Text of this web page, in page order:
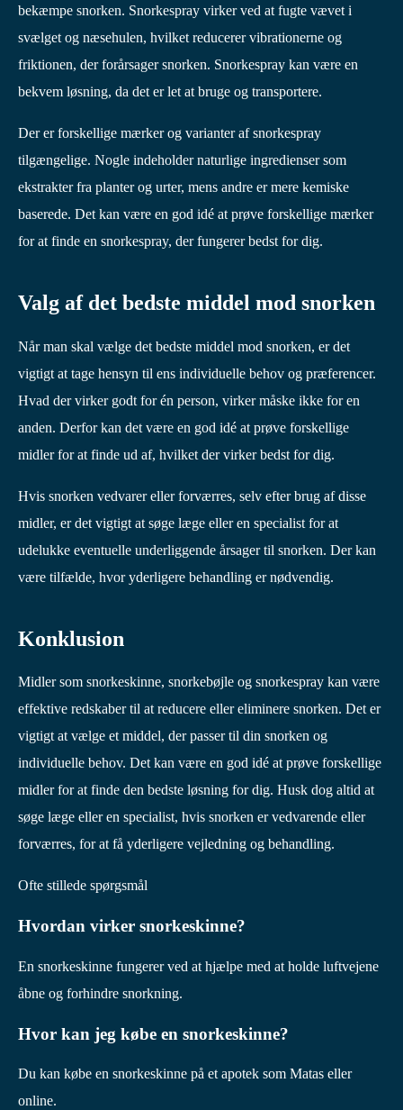
bekæmpe snorken. Snorkespray virker ved at fugte vævet i
svælget og næsehulen, hvilket reducerer vibrationerne og
friktionen, der forårsager snorken. Snorkespray kan være en
bekvem løsning, da det er let at bruge og transportere.
Der er forskellige mærker og varianter af snorkespray
tilgængelige. Nogle indeholder naturlige ingredienser som
ekstrakter fra planter og urter, mens andre er mere kemiske
baserede. Det kan være en god idé at prøve forskellige mærker
for at finde en snorkespray, der fungerer bedst for dig.
Valg af det bedste middel mod snorken
Når man skal vælge det bedste middel mod snorken, er det
vigtigt at tage hensyn til ens individuelle behov og præferencer.
Hvad der virker godt for én person, virker måske ikke for en
anden. Derfor kan det være en god idé at prøve forskellige
midler for at finde ud af, hvilket der virker bedst for dig.
Hvis snorken vedvarer eller forværres, selv efter brug af disse
midler, er det vigtigt at søge læge eller en specialist for at
udelukke eventuelle underliggende årsager til snorken. Der kan
være tilfælde, hvor yderligere behandling er nødvendig.
Konklusion
Midler som snorkeskinne, snorkebøjle og snorkespray kan være
effektive redskaber til at reducere eller eliminere snorken. Det er
vigtigt at vælge et middel, der passer til din snorken og
individuelle behov. Det kan være en god idé at prøve forskellige
midler for at finde den bedste løsning for dig. Husk dog altid at
søge læge eller en specialist, hvis snorken er vedvarende eller
forværres, for at få yderligere vejledning og behandling.
Ofte stillede spørgsmål
Hvordan virker snorkeskinne?
En snorkeskinne fungerer ved at hjælpe med at holde luftvejene
åbne og forhindre snorkning.
Hvor kan jeg købe en snorkeskinne?
Du kan købe en snorkeskinne på et apotek som Matas eller
online.